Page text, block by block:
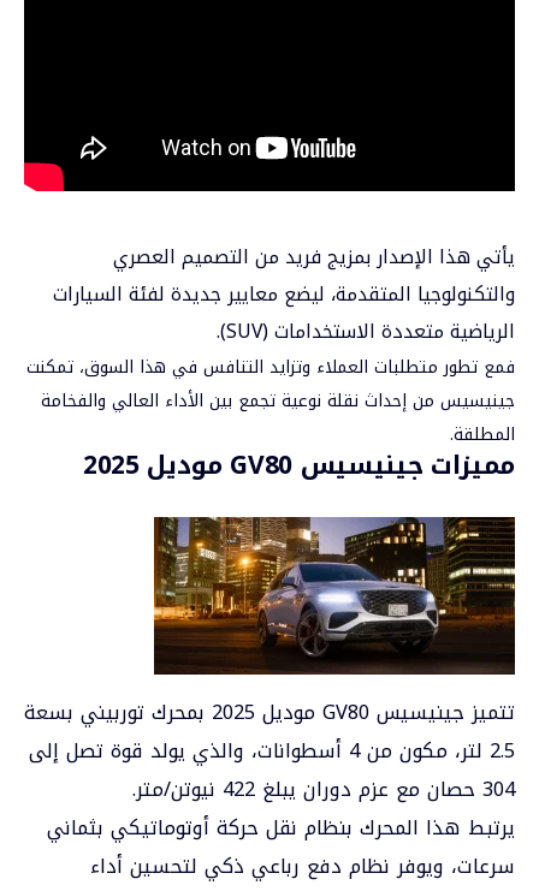
يأتي هذا الإصدار بمزيج فريد من التصميم العصري
والتكنولوجيا المتقدمة، ليضع معايير جديدة لفئة السيارات
الرياضية متعددة الاستخدامات (SUV).
فمع تطور متطلبات العملاء وتزايد التنافس في هذا السوق، تمكنت
جينيسيس من إحداث نقلة نوعية تجمع بين الأداء العالي والفخامة
المطلقة.
مميزات جينيسيس GV80 موديل 2025
تتميز جينيسيس GV80 موديل 2025
بمحرك توربيني بسعة
2.5 لتر، مكون من 4 أسطوانات، والذي يولد قوة تصل إلى
304 حصان مع عزم دوران يبلغ 422 نيوتن/متر.
يرتبط هذا المحرك بنظام نقل حركة أوتوماتيكي بثماني
سرعات، ويوفر نظام دفع رباعي ذكي لتحسين أداء